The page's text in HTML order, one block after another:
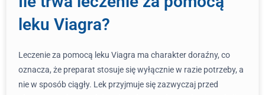
leku Viagra?
Leczenie za pomocą leku Viagra ma charakter doraźny, co
oznacza, że preparat stosuje się wyłącznie w razie potrzeby, a
nie w sposób ciągły. Lek przyjmuje się zazwyczaj przed